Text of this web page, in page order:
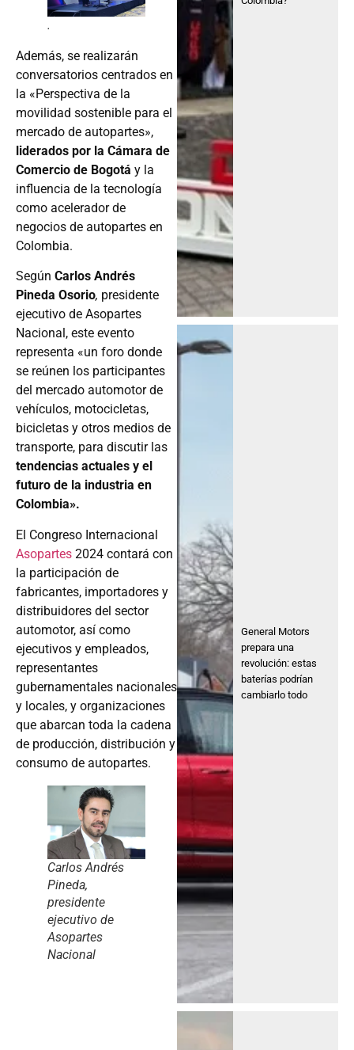
.
Además, se realizarán
conversatorios centrados en
la «Perspectiva de la
movilidad sostenible para el
mercado de autopartes»,
liderados por la Cámara de
Comercio de Bogotá y la
influencia de la tecnología
como acelerador de
negocios de autopartes en
Colombia.
Según Carlos Andrés
Pineda Osorio, presidente
ejecutivo de Asopartes
Nacional, este evento
representa «un foro donde
se reúnen los participantes
del mercado automotor de
vehículos, motocicletas,
bicicletas y otros medios de
transporte, para discutir las
tendencias actuales y el
futuro de la industria en
Colombia».
El Congreso Internacional
Asopartes 2024 contará con
la participación de
fabricantes, importadores y
distribuidores del sector
automotor, así como
ejecutivos y empleados,
representantes
gubernamentales nacionales
y locales, y organizaciones
que abarcan toda la cadena
de producción, distribución y
consumo de autopartes.
Carlos Andrés
Pineda,
presidente
ejecutivo de
Asopartes
Nacional
General Motors
prepara una
revolución: estas
baterías podrían
cambiarlo todo